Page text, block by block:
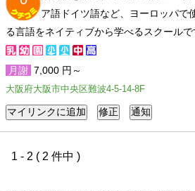
ア語ドイツ語など、ヨーロッパで
る言語をネイティブから学べるスクールで
月謝 7,000 円～
大阪府大阪市中央区難波4-5-14-8F
1 - 2 ( 2 件中 )